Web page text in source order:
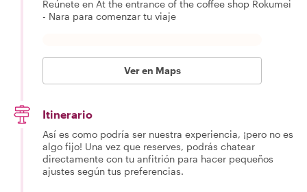
Reúnete en At the entrance of the coffee shop Rokumei
- Nara para comenzar tu viaje
Ver en Maps
Itinerario
Así es como podría ser nuestra experiencia, ¡pero no es
algo fijo! Una vez que reserves, podrás chatear
directamente con tu anfitrión para hacer pequeños
ajustes según tus preferencias.